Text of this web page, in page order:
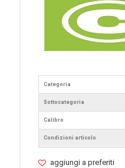
Categoria
Sottocategoria
Calibro
Condizioni articolo
aggiungi a preferiti